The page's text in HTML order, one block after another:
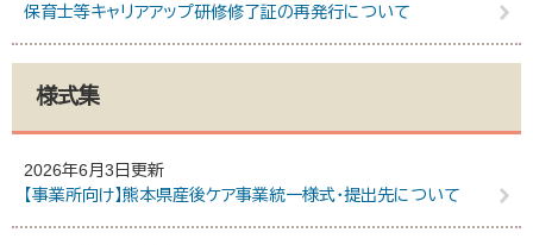
保育士等キャリアアップ研修修了証の再発行について
様式集
2026年6月3日更新
【事業所向け】熊本県産後ケア事業統一様式・提出先について